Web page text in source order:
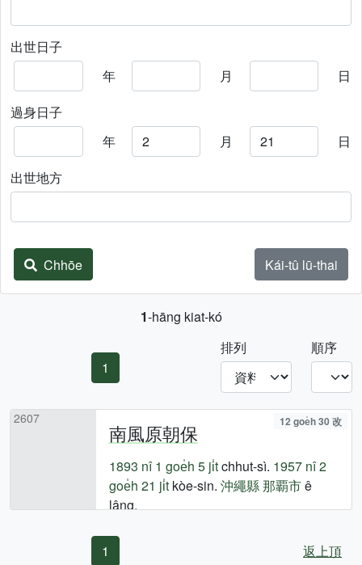
出世日子
年
月
日
過身日子
年
月
日
出世地方
Chhōe Kái-tû lū-thai
1-hāng kiat-kó
1
排列 順序
2607
南風原朝保 12 goe̍h 30 改
1893 nî 1 goe̍h 5 ji̍tchhut-sì. 1957 nî2
goe̍h 21 ji̍tkòe-sin. 沖繩縣那覇市ê
lâng.
1 返上頂